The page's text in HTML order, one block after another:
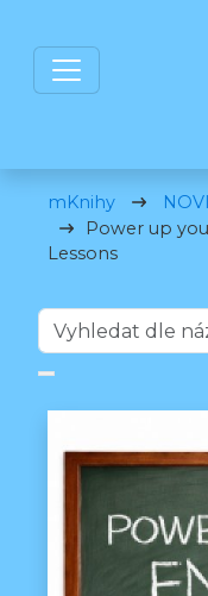
mKnihy
Power up
Lessons